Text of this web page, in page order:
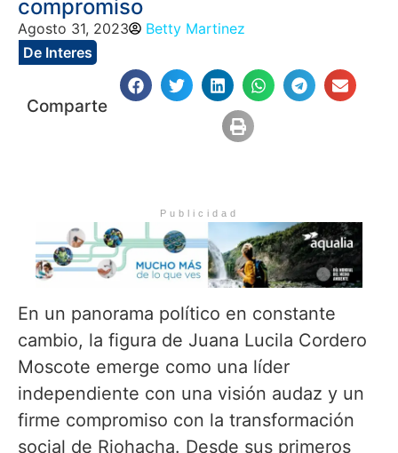
compromiso
Agosto 31, 2023
Betty Martinez
De Interes
Comparte
Publicidad
En un panorama político en constante
cambio, la figura de Juana Lucila Cordero
Moscote emerge como una líder
independiente con una visión audaz y un
firme compromiso con la transformación
social de Riohacha. Desde sus primeros